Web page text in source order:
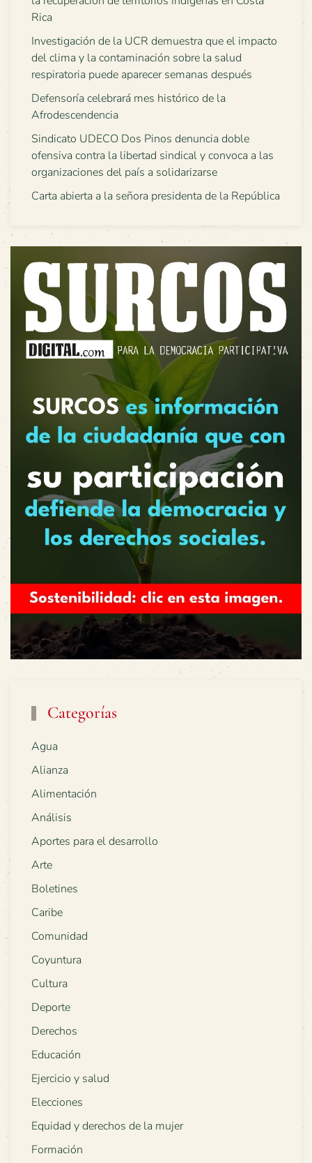
Rica
Investigación de la UCR demuestra que el impacto
del clima y la contaminación sobre la salud
respiratoria puede aparecer semanas después
Defensoría celebrará mes histórico de la
Afrodescendencia
Sindicato UDECO Dos Pinos denuncia doble
ofensiva contra la libertad sindical y convoca a las
organizaciones del país a solidarizarse
Carta abierta a la señora presidenta de la República
Categorías
Agua
Alianza
Alimentación
Análisis
Aportes para el desarrollo
Arte
Boletines
Caribe
Comunidad
Coyuntura
Cultura
Deporte
Derechos
Educación
Ejercicio y salud
Elecciones
Equidad y derechos de la mujer
Formación